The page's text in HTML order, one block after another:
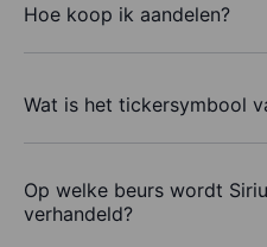
Hoe koop ik aandelen?
Wat is het tickersymbool
Op welke beurs wordt
verhandeld?